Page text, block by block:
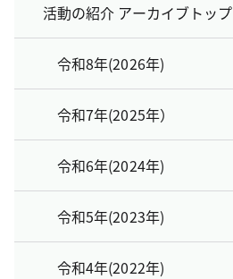
活動の紹介 アーカイブトップ
令和8年(2026年)
令和7年(2025年）
令和6年(2024年)
令和5年(2023年)
令和4年(2022年)